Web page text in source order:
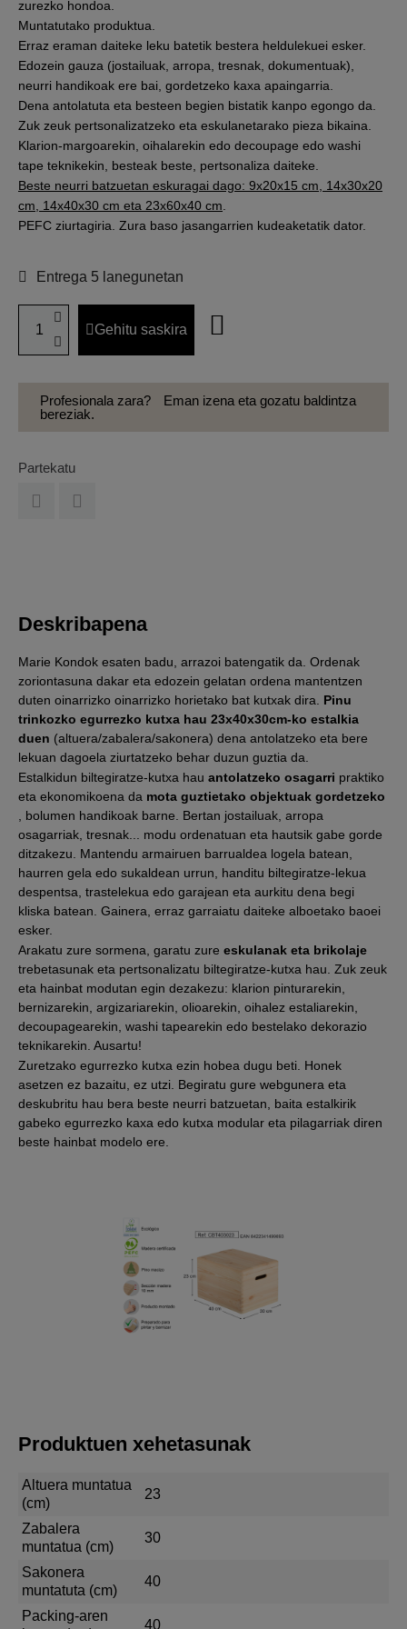
zurezko hondoa.
Muntatutako produktua.
Erraz eraman daiteke leku batetik bestera heldulekuei esker.
Edozein gauza (jostailuak, arropa, tresnak, dokumentuak),
neurri handikoak ere bai, gordetzeko kaxa apaingarria.
Dena antolatuta eta besteen begien bistatik kanpo egongo da.
Zuk zeuk pertsonalizatzeko eta eskulanetarako pieza bikaina.
Klarion-margoarekin, oihalarekin edo decoupage edo washi
tape teknikekin, besteak beste, pertsonaliza daiteke.
Beste neurri batzuetan eskuragai dago: 9x20x15 cm, 14x30x20
cm, 14x40x30 cm eta 23x60x40 cm.
PEFC ziurtagiria. Zura baso jasangarrien kudeaketatik dator.
Entrega 5 lanegunetan
Gehitu saskira
Profesionala zara?
Eman izena eta gozatu baldintza
bereziak.
Partekatu
Deskribapena
Marie Kondok esaten badu, arrazoi batengatik da. Ordenak
zoriontasuna dakar eta edozein gelatan ordena mantentzen
duten oinarrizko oinarrizko horietako bat kutxak dira. Pinu
trinkozko egurrezko kutxa hau 23x40x30cm-ko estalkia
duen (altuera/zabalera/sakonera) dena antolatzeko eta bere
lekuan dagoela ziurtatzeko behar duzun guztia da.
Estalkidun biltegiratze-kutxa hau antolatzeko osagarri praktiko
eta ekonomikoena da mota guztietako objektuak gordetzeko
, bolumen handikoak barne. Bertan jostailuak, arropa
osagarriak, tresnak... modu ordenatuan eta hautsik gabe gorde
ditzakezu. Mantendu armairuen barrualdea logela batean,
haurren gela edo sukaldean urrun, handitu biltegiratze-lekua
despentsa, trastelekua edo garajean eta aurkitu dena begi
kliska batean. Gainera, erraz garraiatu daiteke alboetako baoei
esker.
Arakatu zure sormena, garatu zure eskulanak eta brikolaje
trebetasunak eta pertsonalizatu biltegiratze-kutxa hau. Zuk zeuk
eta hainbat modutan egin dezakezu: klarion pinturarekin,
bernizarekin, argizariarekin, olioarekin, oihalez estaliarekin,
decoupagearekin, washi tapearekin edo bestelako dekorazio
teknikarekin. Ausartu!
Zuretzako egurrezko kutxa ezin hobea dugu beti. Honek
asetzen ez bazaitu, ez utzi. Begiratu gure webgunera eta
deskubritu hau bera beste neurri batzuetan, baita estalkirik
gabeko egurrezko kaxa edo kutxa modular eta pilagarriak diren
beste hainbat modelo ere.
Produktuen xehetasunak
Altuera muntatua
(cm)
23
Zabalera
muntatua (cm)
30
Sakonera
muntatuta (cm)
40
Packing-aren
40